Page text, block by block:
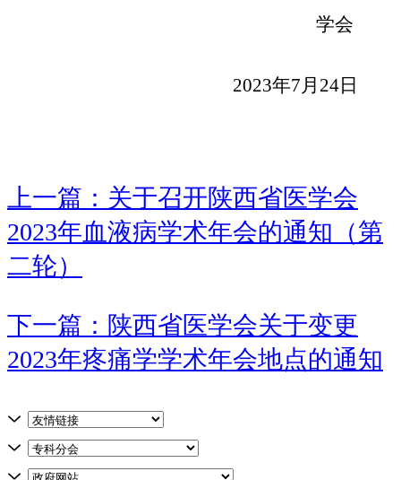
学会
2023年7 月 24日
上一篇：关于召开陕西省医学会
2023年血液病学术年会的通知（第
二轮）
下一篇：陕西省医学会关于变更
2023年疼痛学学术年会地点的通知